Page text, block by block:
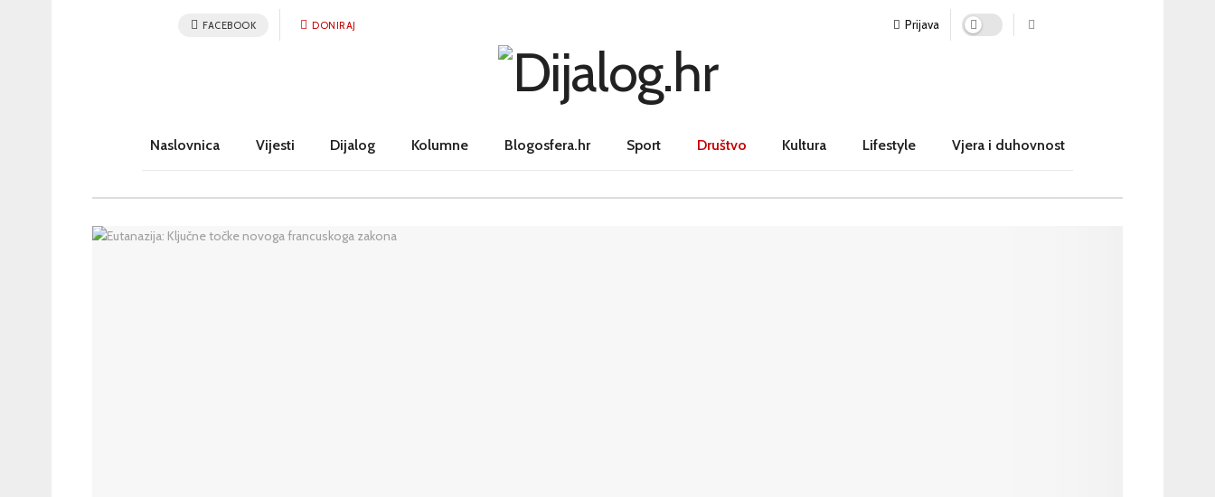
FACEBOOK DONIRAJ Prijava
Naslovnica Vijesti Dijalog Kolumne Blogosfera.hr Sport Društvo Kultura Lifestyle Vjera i duhovnost